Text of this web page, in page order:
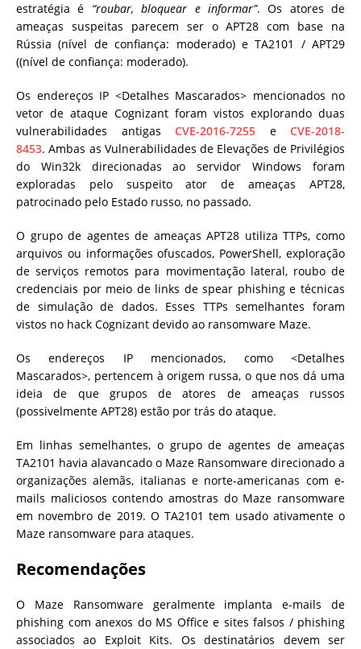
estratégia é “roubar, bloquear e informar”. Os atores de
ameaças suspeitas parecem ser o APT28 com base na
Rússia (nível de confiança: moderado) e TA2101 / APT29
((nível de confiança: moderado).
Os endereços IP <Detalhes Mascarados> mencionados no
vetor de ataque Cognizant foram vistos explorando duas
vulnerabilidades antigas CVE-2016-7255 e CVE-2018-
8453. Ambas as Vulnerabilidades de Elevações de Privilégios
do Win32k direcionadas ao servidor Windows foram
exploradas pelo suspeito ator de ameaças APT28,
patrocinado pelo Estado russo, no passado.
O grupo de agentes de ameaças APT28 utiliza TTPs, como
arquivos ou informações ofuscados, PowerShell, exploração
de serviços remotos para movimentação lateral, roubo de
credenciais por meio de links de spear phishing e técnicas
de simulação de dados. Esses TTPs semelhantes foram
vistos no hack Cognizant devido ao ransomware Maze.
Os endereços IP mencionados, como <Detalhes
Mascarados>, pertencem à origem russa, o que nos dá uma
ideia de que grupos de atores de ameaças russos
(possivelmente APT28) estão por trás do ataque.
Em linhas semelhantes, o grupo de agentes de ameaças
TA2101 havia alavancado o Maze Ransomware direcionado a
organizações alemãs, italianas e norte-americanas com e-
mails maliciosos contendo amostras do Maze ransomware
em novembro de 2019. O TA2101 tem usado ativamente o
Maze ransomware para ataques.
Recomendações
O Maze Ransomware geralmente implanta e-mails de
phishing com anexos do MS Office e sites falsos / phishing
associados ao Exploit Kits. Os destinatários devem ser